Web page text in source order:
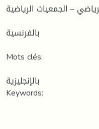
– الجمعيات الرياضية
بالفرنسية
Mots clés:
بالإنجليزية
Keywords: